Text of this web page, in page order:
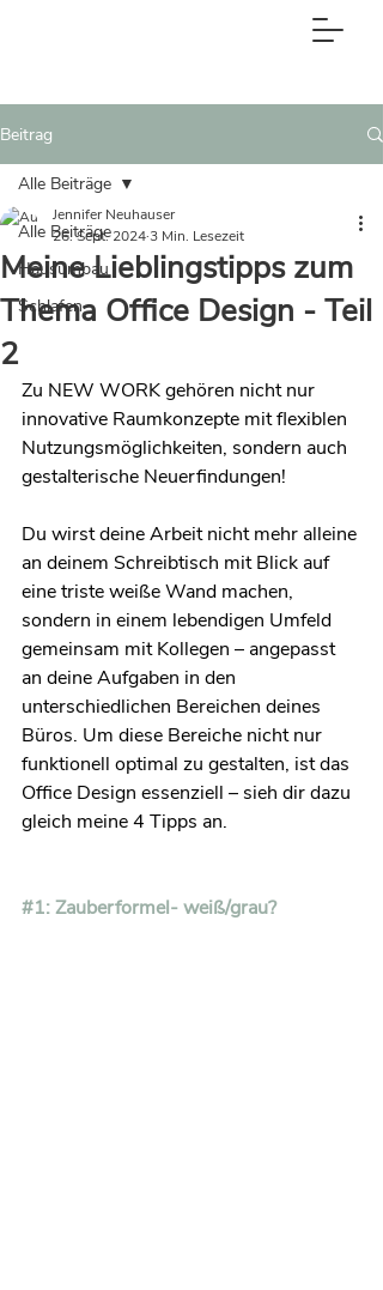
Beitrag
Alle Beiträge
Hausumbau
Schlafen
Alle Beiträge
Meine Lieblingstipps zum
Thema Office Design - Teil
2
Jennifer Neuhauser
26. Sept. 20243 Min. Lesezeit
Zu NEW WORK gehören nicht nur
innovative Raumkonzepte mit flexiblen
Nutzungsmöglichkeiten, sondern auch
gestalterische Neuerfindungen!
Du wirst deine Arbeit nicht mehr alleine
an deinem Schreibtisch mit Blick auf
eine triste weiße Wand machen,
sondern in einem lebendigen Umfeld
gemeinsam mit Kollegen – angepasst
an deine Aufgaben in den
unterschiedlichen Bereichen deines
Büros. Um diese Bereiche nicht nur
funktionell optimal zu gestalten, ist das
Office Design essenziell – sieh dir dazu
gleich meine 4 Tipps an.
#1: Zauberformel- weiß/grau?